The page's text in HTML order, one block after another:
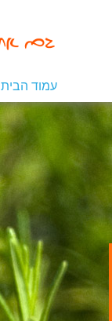
עמוד הבית